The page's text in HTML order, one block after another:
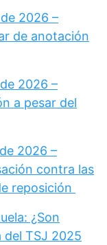
2026 –
de anotación
2026 –
a pesar del
2026 –
contra las
reposición
¿Son
del TSJ 2025